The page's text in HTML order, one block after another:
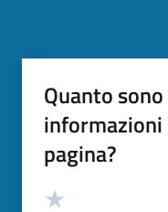
Quanto
informazioni
pagina?
Valutazione